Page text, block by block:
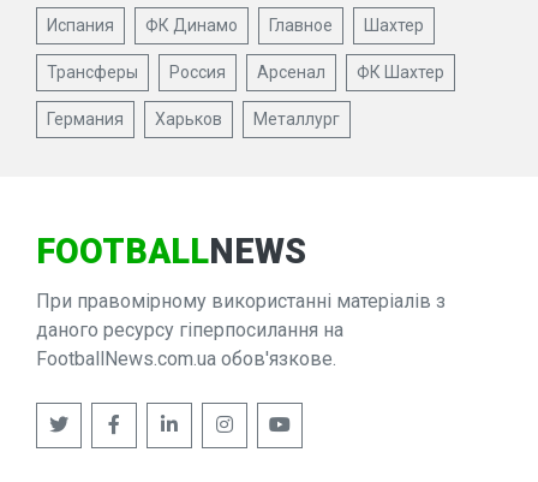
Испания ФК Динамо Главное Шахтер
Трансферы Россия Арсенал ФК Шахтер
Германия Харьков Металлург
FOOTBALLNEWS
При правомірному використанні матеріалів з
даного ресурсу гіперпосилання на
FootballNews.com.ua обов'язкове.